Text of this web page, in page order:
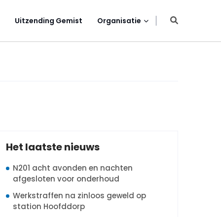
Uitzending Gemist Organisatie
Het laatste nieuws
N201 acht avonden en nachten
afgesloten voor onderhoud
Werkstraffen na zinloos geweld op
station Hoofddorp